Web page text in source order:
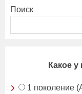
Поиск
Какое
1 поколение